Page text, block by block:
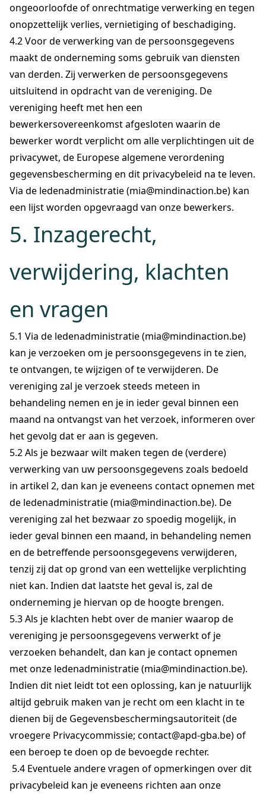
ongeoorloofde of onrechtmatige verwerking en tegen
onopzettelijk verlies, vernietiging of beschadiging.
4.2 Voor de verwerking van de persoonsgegevens
maakt de onderneming soms gebruik van diensten
van derden. Zij verwerken de persoonsgegevens
uitsluitend in opdracht van de vereniging. De
vereniging heeft met hen een
bewerkersovereenkomst afgesloten waarin de
bewerker wordt verplicht om alle verplichtingen uit de
privacywet, de Europese algemene verordening
gegevensbescherming en dit privacybeleid na te leven.
Via de ledenadministratie (mia@mindinaction.be) kan
een lijst worden opgevraagd van onze bewerkers.
5. Inzagerecht,
verwijdering, klachten
en vragen
5.1 Via de ledenadministratie (mia@mindinaction.be)
kan je verzoeken om je persoonsgegevens in te zien,
te ontvangen, te wijzigen of te verwijderen. De
vereniging zal je verzoek steeds meteen in
behandeling nemen en je in ieder geval binnen een
maand na ontvangst van het verzoek, informeren over
het gevolg dat er aan is gegeven.
5.2 Als je bezwaar wilt maken tegen de (verdere)
verwerking van uw persoonsgegevens zoals bedoeld
in artikel 2, dan kan je eveneens contact opnemen met
de ledenadministratie (mia@mindinaction.be). De
vereniging zal het bezwaar zo spoedig mogelijk, in
ieder geval binnen een maand, in behandeling nemen
en de betreffende persoonsgegevens verwijderen,
tenzij zij dat op grond van een wettelijke verplichting
niet kan. Indien dat laatste het geval is, zal de
onderneming je hiervan op de hoogte brengen.
5.3 Als je klachten hebt over de manier waarop de
vereniging je persoonsgegevens verwerkt of je
verzoeken behandelt, dan kan je contact opnemen
met onze ledenadministratie (mia@mindinaction.be).
Indien dit niet leidt tot een oplossing, kan je natuurlijk
altijd gebruik maken van je recht om een klacht in te
dienen bij de Gegevensbeschermingsautoriteit (de
vroegere Privacycommissie; contact@apd-gba.be) of
een beroep te doen op de bevoegde rechter.
5.4 Eventuele andere vragen of opmerkingen over dit
privacybeleid kan je eveneens richten aan onze